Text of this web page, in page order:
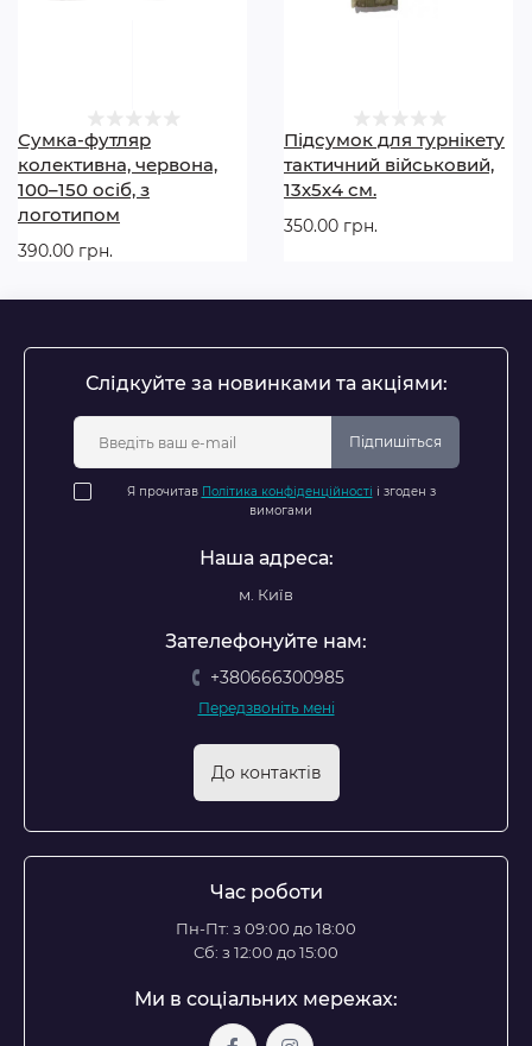
Оптимальна організація медичних засобів
Професійне рішення для медиків, рятувальників,
військових, парамедиків та ДСНС
Сумка-футляр
колективна, червона,
100–150 осіб, з
логотипом
390.00 грн.
Підсумок для турнікету
тактичний військовий,
13х5х4 см.
350.00 грн.
Слідкуйте за новинками та акціями:
Підпишіться
Я прочитав Політика конфіденційності і згоден з
вимогами
Наша адреса:
м. Київ
Зателефонуйте нам:
+380666300985
Передзвоніть мені
До контактів
Час роботи
Пн-Пт: з 09:00 до 18:00
Сб: з 12:00 до 15:00
Ми в соціальних мережах: